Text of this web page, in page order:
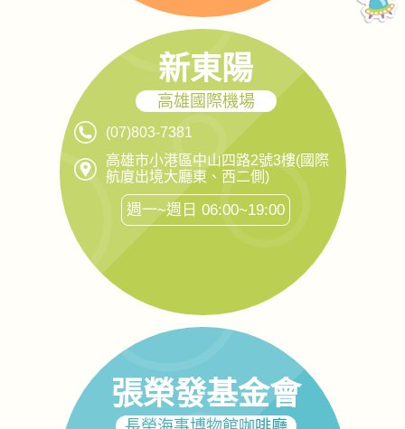
新東陽
高雄國際機場
(07)803-7381
高雄市小港區中山四路2號3樓(國際
航廈出境大廳東、西二側)
週一~週日 06:00~19:00
張榮發基金會